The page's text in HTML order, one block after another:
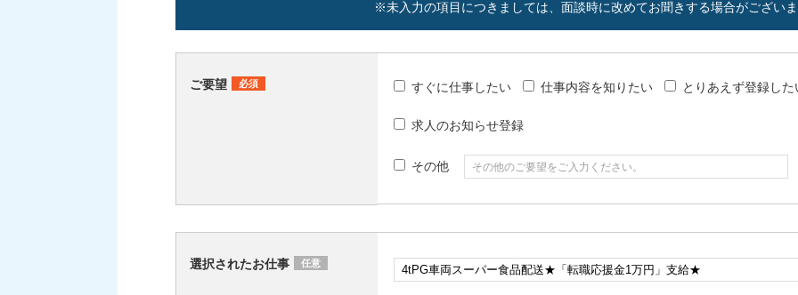
※未入力の項目につきましては、面談時に改めてお聞きする場合がござい
ご要望 必須 すぐに仕事したい 仕事内容を知りたい とりあえず登録した
求人のお知らせ登録
その他
選択されたお仕事 任意